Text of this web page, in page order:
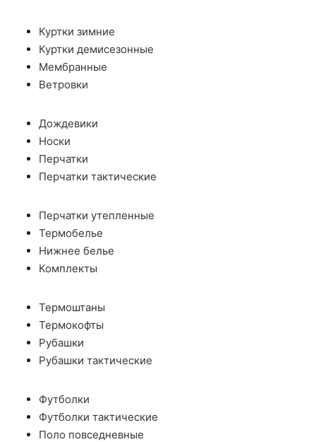
Куртки зимние
Куртки демисезонные
Мембранные
Ветровки
Дождевики
Носки
Перчатки
Перчатки тактические
Перчатки утепленные
Термобелье
Нижнее белье
Комплекты
Термоштаны
Термокофты
Рубашки
Рубашки тактические
Футболки
Футболки тактические
Поло повседневные